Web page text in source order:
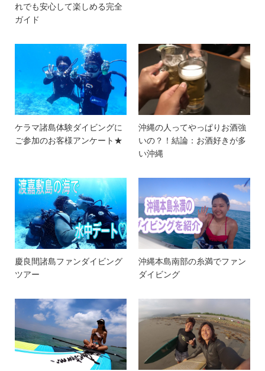
れでも安心して楽しめる完全
ガイド
ケラマ諸島体験ダイビングに
ご参加のお客様アンケート★
沖縄の人ってやっぱりお酒強
いの？！結論：お酒好きが多
い沖縄
慶良間諸島ファンダイビング
ツアー
沖縄本島南部の糸満でファン
ダイビング